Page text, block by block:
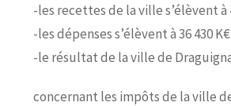
-les recettes de la ville s’élèvent à
-les dépenses s’élèvent à 36 430
-le résultat de la ville de
concernant les impôts de la ville